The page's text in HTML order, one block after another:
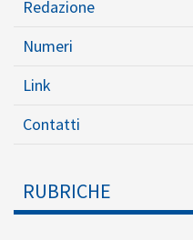
Redazione
Numeri
Link
Contatti
RUBRICHE